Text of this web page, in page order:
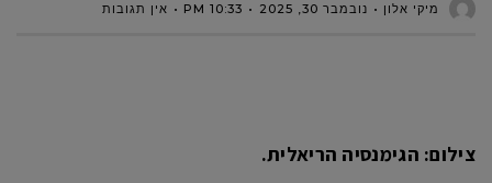
מיקי אלון נובמבר 30, 2025 10:33 PM אין תגובות
צילום: הגימנסיה הריאלית.